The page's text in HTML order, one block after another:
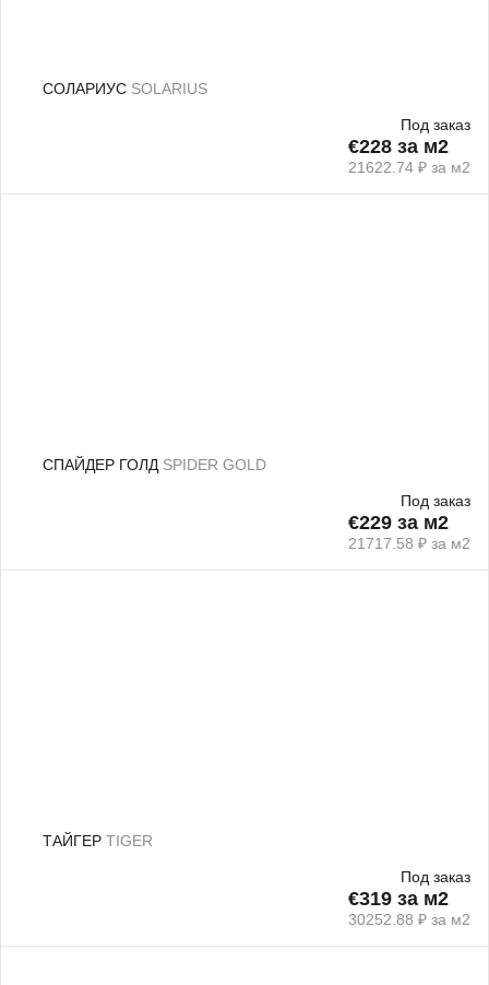
СОЛАРИУС SOLARIUS
Под заказ
€228 за м2
21622.74 ₽ за м2
СПАЙДЕР ГОЛД SPIDER GOLD
Под заказ
€229 за м2
21717.58 ₽ за м2
ТАЙГЕР TIGER
Под заказ
€319 за м2
30252.88 ₽ за м2